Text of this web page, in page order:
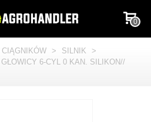
0
> SILNIK
>
6-CYL 0 KAN. SILIKON//